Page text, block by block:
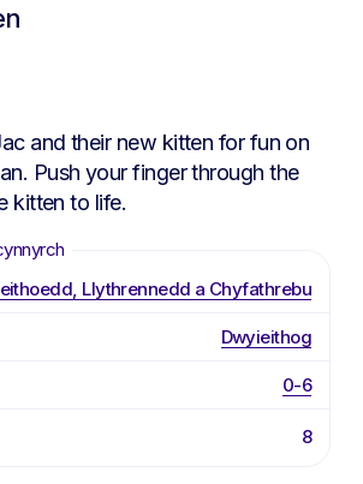
and their new kitten for fun on
Push your finger through the
kitten to life.
Llythrennedd a Chyfathrebu
Dwyieithog
0-6
8